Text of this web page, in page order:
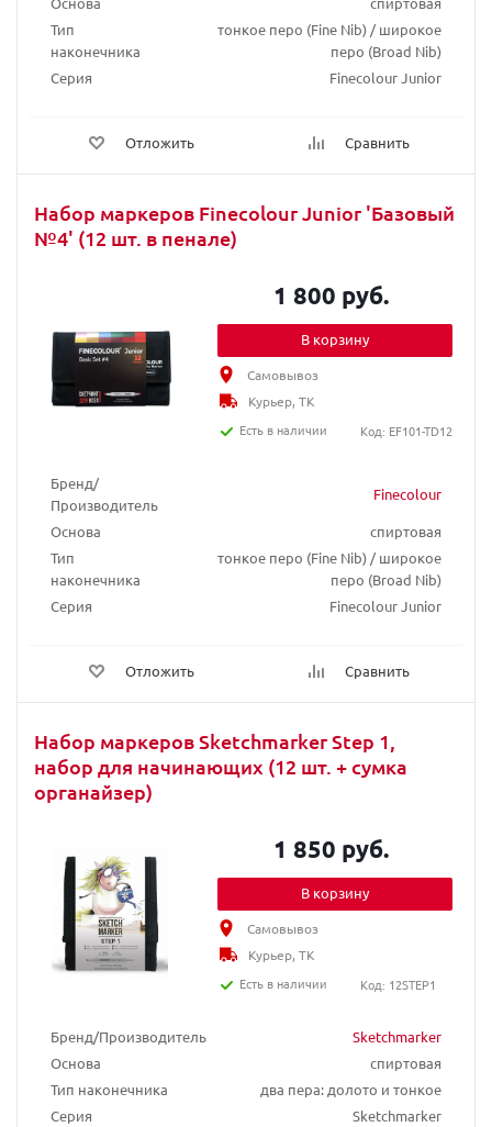
Тип
наконечника
тонкое перо (Fine Nib) / широкое
перо (Broad Nib)
Серия
Finecolour Junior
Отложить Сравнить
Набор маркеров Finecolour Junior 'Базовый
№4' (12 шт. в пенале)
Бренд/
Производитель
Finecolour
Основа
спиртовая
Тип
наконечника
тонкое перо (Fine Nib) / широкое
перо (Broad Nib)
Серия
Finecolour Junior
Отложить Сравнить
1 800 руб.
В корзину
Самовывоз
Курьер, ТК
Есть в наличии
Код: EF101-TD12
Набор маркеров Sketchmarker Step 1,
набор для начинающих (12 шт. + сумка
органайзер)
Бренд/Производитель
Sketchmarker
Основа
спиртовая
Тип наконечника
два пера: долото и тонкое
Серия
Sketchmarker
1 850 руб.
В корзину
Самовывоз
Курьер, ТК
Есть в наличии
Код: 12STEP1